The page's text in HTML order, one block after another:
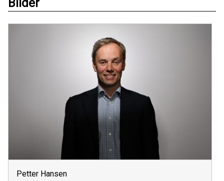
Bilder
Petter Hansen